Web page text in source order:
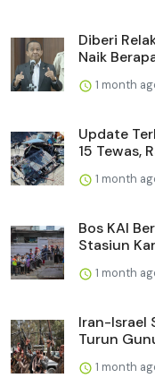
Diberi
Naik
1 month
Update
15 Tewas,
1 month
Bos KAI
Stasiun
1 month
Iran-Israel
Turun
1 month